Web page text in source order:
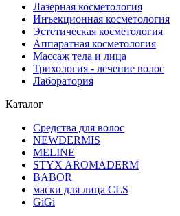
Лазерная косметология
Инъекционная косметология
Эстетическая косметология
Аппаратная косметология
Массаж тела и лица
Трихология - лечение волос
Лаборатория
Каталог
Средства для волос
NEWDERMIS
MELINE
STYX AROMADERM
BABOR
маски для лица CLS
GiGi